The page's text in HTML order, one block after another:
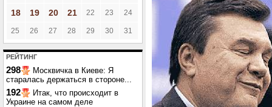
18
19 20 21 22 23 24
25 26 27 28 29 30 31
РЕЙТИНГ
298
Москвичка в Киеве: Я
старалась держаться в стороне...
192
Итак, что происходит в
Украине на самом деле